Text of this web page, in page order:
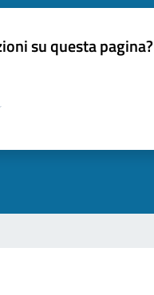
su questa pagina?